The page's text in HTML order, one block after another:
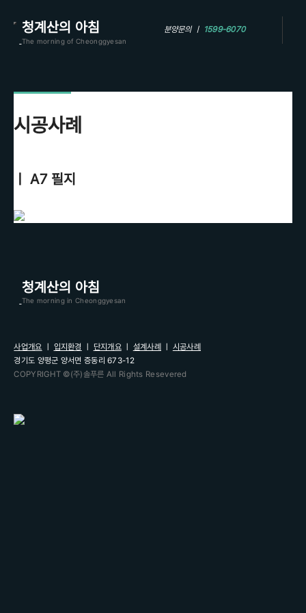
청계산의 아침
The morning of Cheonggyesan
분양문의 ㅣ 1599-6070
시공사례
ㅣ A7 필지
청계산의 아침
The morning in Cheonggyesan
사업개요 입지환경 단지개요ㅣ 설계사례
시공사례
경기도 양평군 양서면 증동리 673-12
COPYRIGHT ©(주)솔푸른 All Rights Resevered